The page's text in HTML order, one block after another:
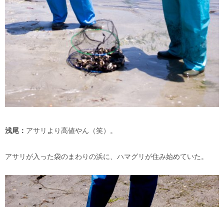
浅尾： アサリより高値やん（笑）。
アサリが入った袋のまわりの浜に、ハマグリが住み始めていた。